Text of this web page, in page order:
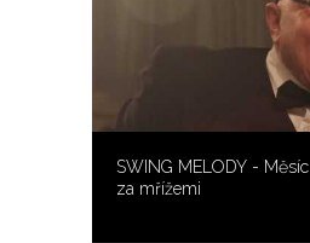
SWING MELODY - Měsíc
za mřížemi